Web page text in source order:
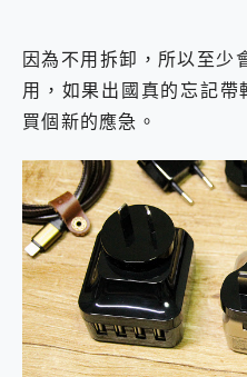
因為不用拆卸，所以至
用，如果出國真的忘記
買個新的應急。